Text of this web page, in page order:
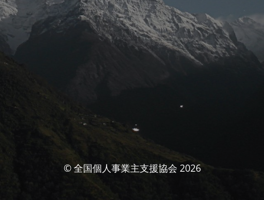
© 全国個人事業主支援協会 2026